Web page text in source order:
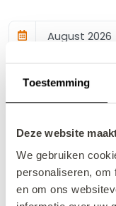
Toestemming
Deze website
We gebruiken
personaliseren, om
en om ons
3
4